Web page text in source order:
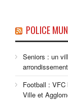
POLICE
Seniors : un
Football : VFC
Ville et